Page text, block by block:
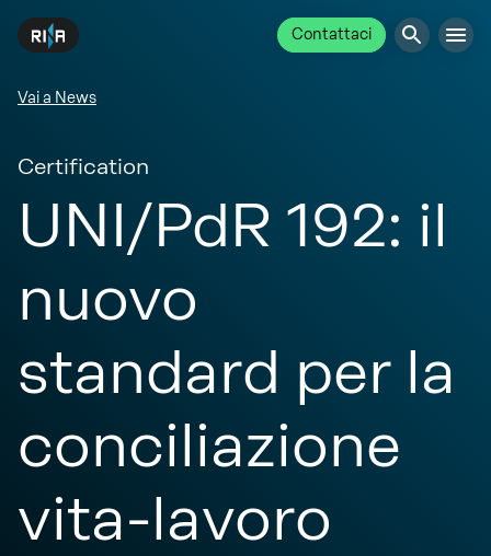
Contattaci
Vai a News
Certification
UNI/PdR 192: il
nuovo
standard per la
conciliazione
vita-lavoro